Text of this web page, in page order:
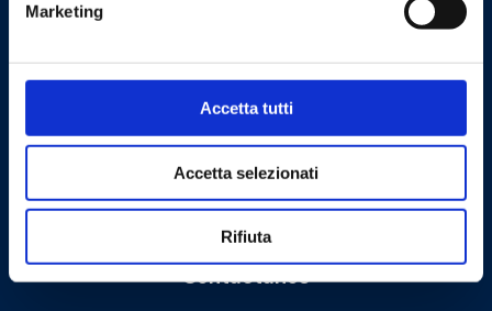
Marketing
Accetta tutti
Accetta selezionati
Rifiuta
Cookie Policy Privacy Policy
Contáctanos